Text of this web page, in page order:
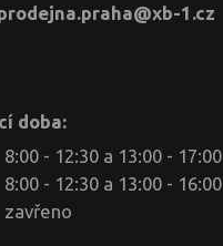
1.cz
doba:
8:00 - 12:30 a 13:00 - 17:00
8:00 - 12:30 a 13:00 - 16:00
zavřeno